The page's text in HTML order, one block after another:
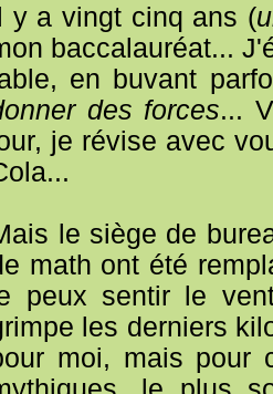
y a vingt cinq ans (
baccalauréat...
en buvant
des forces...
je révise avec
le siège de
math ont été
peux sentir le
les derniers
moi, mais pour